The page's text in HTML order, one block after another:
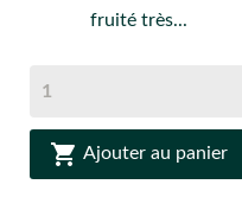
fruité très...
 Ajouter au panier